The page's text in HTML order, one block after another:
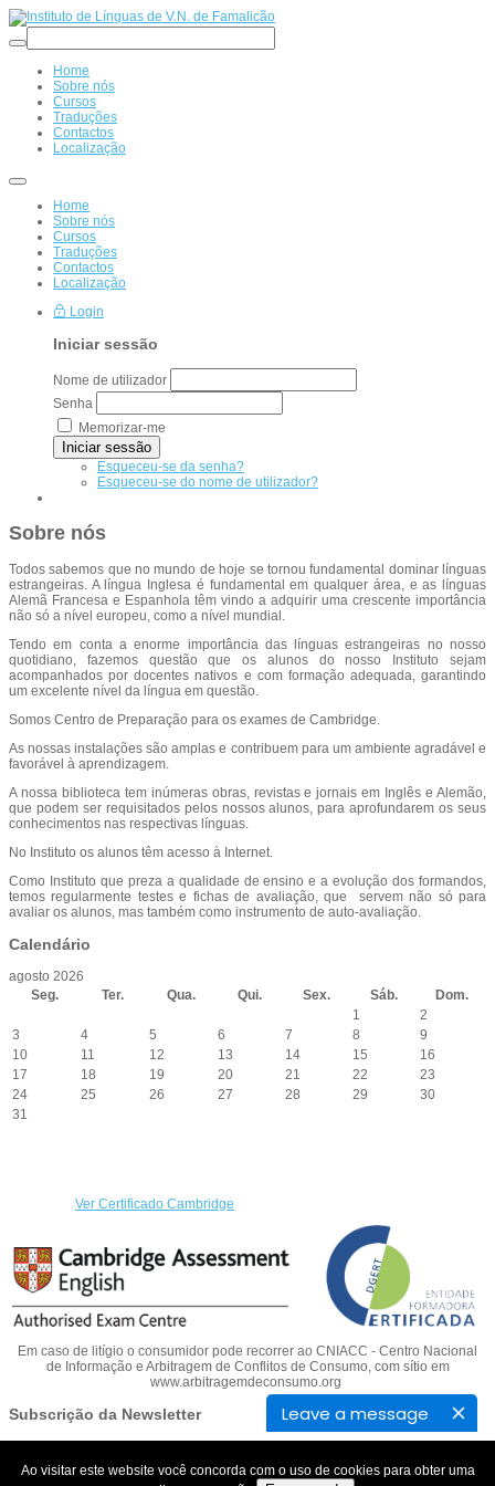
Leave a message
Home
Sobre nós
Cursos
Traduções
Contactos
Localização
Home
Sobre nós
Cursos
Traduções
Contactos
Localização
Login
Iniciar sessão
Nome de utilizador
Senha
Memorizar-me
Iniciar sessão
Esqueceu-se da senha?
Esqueceu-se do nome de utilizador?
Sobre nós
Todos sabemos que no mundo de hoje se tornou fundamental dominar línguas
estrangeiras. A língua Inglesa é fundamental em qualquer área, e as línguas
Alemã Francesa e Espanhola têm vindo a adquirir uma crescente importância
não só a nível europeu, como a nível mundial.
Tendo em conta a enorme importância das línguas estrangeiras no nosso
quotidiano, fazemos questão que os alunos do nosso Instituto sejam
acompanhados por docentes nativos e com formação adequada, garantindo
um excelente nível da língua em questão.
Somos Centro de Preparação para os exames de Cambridge.
As nossas instalações são amplas e contribuem para um ambiente agradável e
favorável à aprendizagem.
A nossa biblioteca tem inúmeras obras, revistas e jornais em Inglês e Alemão,
que podem ser requisitados pelos nossos alunos, para aprofundarem os seus
conhecimentos nas respectivas línguas.
No Instituto os alunos têm acesso à Internet.
Como Instituto que preza a qualidade de ensino e a evolução dos formandos,
temos regularmente testes e fichas de avaliação, que servem não só para
avaliar os alunos, mas também como instrumento de auto-avaliação.
Calendário
anterior
anterior
ano
mês
agosto 2026
Seg.
Ter. Qua. Qui. Sex. Sáb.
Dom.
1
2
3
4 5 6 7 8
9
10
11 12 13 14 15
16
17
18 19 20 21 22
23
24
25 26 27 28 29
30
31
Ver Certificado Cambridge
Em caso de litígio o consumidor pode recorrer ao CNIACC - Centro Nacional
de Informação e Arbitragem de Conflitos de Consumo, com sítio em
www.arbitragemdeconsumo.org
Subscrição da Newsletter
Ao visitar este website você concorda com o uso de cookies para obter uma